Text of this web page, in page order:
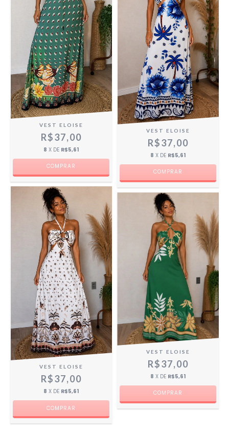
VEST ELOISE
R$37,00
8 X DE R$5,61
VEST ELOISE
R$37,00
8 X DE R$5,61
VEST ELOISE
R$37,00
8 X DE R$5,61
VEST ELOISE
R$37,00
8 X DE R$5,61